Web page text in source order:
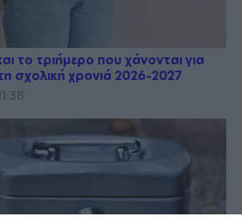
το τριήμερο που χάνονται για
σχολική χρονιά 2026-2027